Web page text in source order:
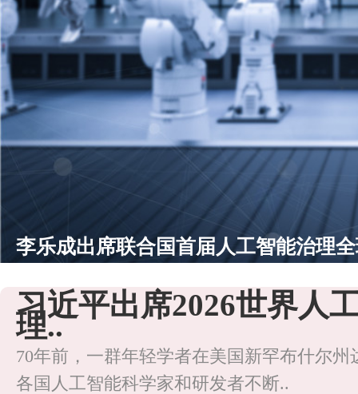
中国移动联合中天钢铁发布全国首个
习近平出席2026世界人
理..
70年前，一群年轻学者在美国新罕布什尔
各国人工智能科学家和研发者不断..